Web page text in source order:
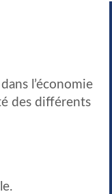
l’économie
des différents